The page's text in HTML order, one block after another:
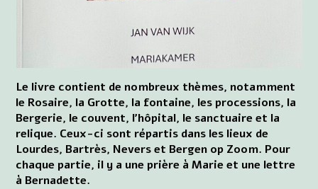
Le livre contient de nombreux thèmes, notamment
le Rosaire, la Grotte, la fontaine, les processions, la
Bergerie, le couvent, l'hôpital, le sanctuaire et la
relique. Ceux-ci sont répartis dans les lieux de
Lourdes, Bartrès, Nevers et Bergen op Zoom. Pour
chaque partie, il y a une prière à Marie et une lettre
à Bernadette.